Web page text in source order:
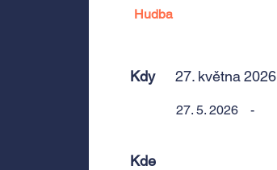
Hudba
Kdy 27. května 2026
27. 5. 2026 -
Kde